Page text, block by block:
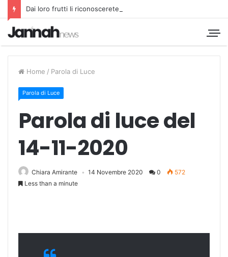
Dai loro frutti li riconoscerete
Home / Parola di Luce
Parola di Luce
Parola di luce del
14-11-2020
Chiara Amirante 14 Novembre 2020 0
572
Less than a minute